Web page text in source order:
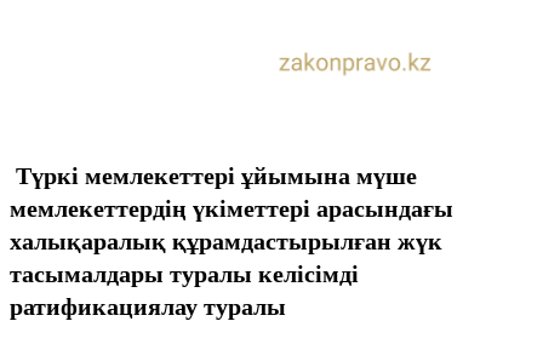
Түркі мемлекеттері ұйымына мүше
мемлекеттердің үкіметтері арасындағы
халықаралық құрамдастырылған жүк
тасымалдары туралы келісімді
ратификациялау туралы